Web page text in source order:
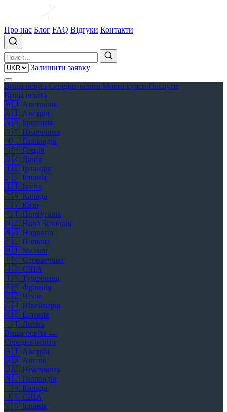
Про нас Блог FAQ Відгуки Контакти
Залишити заявку
Вища освіта Середня освіта Мовні курси Послуги
Вища освіта
🇦🇺 Австралія
🇦🇹 Австрія
🇬🇧 Британія
🇩🇪 Німеччина
🇳🇱 Голландія
🇬🇷 Греція
🇩🇰 Данія
🇮🇪 Ірландія
🇪🇸 Іспанія
🇮🇹 Італія
🇨🇦 Канада
🇨🇾 Кіпр
🇵🇹 Португалія
🇳🇿 Нова Зеландія
🇳🇴 Норвегія
🇵🇱 Польща
🇲🇹 Мальта
🇸🇰 Словаччина
🇺🇸 США
🇹🇷 Туреччина
🇫🇷 Франція
🇨🇿 Чехія
🇨🇭 Швейцарія
🇪🇪 Естонія
🇱🇹 Литва
Вища освіта →
Середня освіта
🇦🇹 Австрія
🇬🇧 Англія
🇩🇪 Німеччина
🇳🇱 Голландія
🇨🇦 Канада
🇺🇸 США
🇪🇸 Іспанія